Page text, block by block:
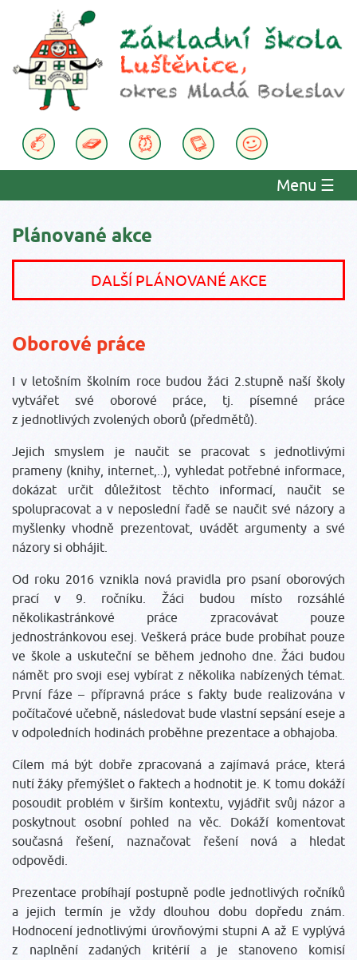
Menu ☰
Plánované akce
DALŠÍ PLÁNOVANÉ AKCE
Oborové práce
I v letošním školním roce budou žáci 2.stupně naší školy
vytvářet své oborové práce, tj. písemné práce
z jednotlivých zvolených oborů (předmětů).
Jejich smyslem je naučit se pracovat s jednotlivými
prameny (knihy, internet,..), vyhledat potřebné informace,
dokázat určit důležitost těchto informací, naučit se
spolupracovat a v neposlední řadě se naučit své názory a
myšlenky vhodně prezentovat, uvádět argumenty a své
názory si obhájit.
Od roku 2016 vznikla nová pravidla pro psaní oborových
prací v 9. ročníku. Žáci budou místo rozsáhlé
několikastránkové práce zpracovávat pouze
jednostránkovou esej. Veškerá práce bude probíhat pouze
ve škole a uskuteční se během jednoho dne. Žáci budou
námět pro svoji esej vybírat z několika nabízených témat.
První fáze – přípravná práce s fakty bude realizována v
počítačové učebně, následovat bude vlastní sepsání eseje a
v odpoledních hodinách proběhne prezentace a obhajoba.
Cílem má být dobře zpracovaná a zajímavá práce, která
nutí žáky přemýšlet o faktech a hodnotit je. K tomu dokáží
posoudit problém v širším kontextu, vyjádřit svůj názor a
poskytnout osobní pohled na věc. Dokáží komentovat
současná řešení, naznačovat řešení nová a hledat
odpovědi.
Prezentace probíhají postupně podle jednotlivých ročníků
a jejich termín je vždy dlouhou dobu dopředu znám.
Hodnocení jednotlivými úrovňovými stupni A až E vyplývá
z naplnění zadaných kritérií a je stanoveno komisí